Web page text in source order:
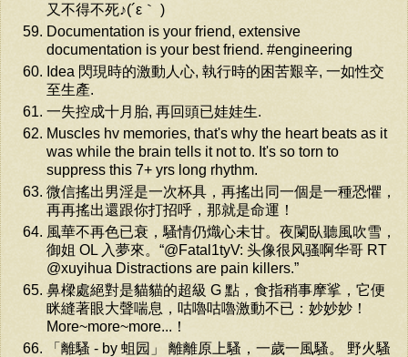
又不得不死♪(´ε｀ )
Documentation is your friend, extensive
documentation is your best friend. #engineering
Idea 閃現時的激動人心, 執行時的困苦艱辛, 一如性交
至生產.
一失控成十月胎, 再回頭已娃娃生.
Muscles hv memories, that's why the heart beats as it
was while the brain tells it not to. It's so torn to
suppress this 7+ yrs long rhythm.
微信搖出男淫是一次杯具，再搖出同一個是一種恐懼，
再再搖出還跟你打招呼，那就是命運！
風華不再色已衰，騷情仍熾心未甘。夜闌臥聽風吹雪，
御姐 OL 入夢來。“@Fatal1tyV: 头像很风骚啊华哥 RT
@xuyihua Distractions are pain killers.”
鼻樑處絕對是貓貓的超級 G 點，食指稍事摩挲，它便
眯縫著眼大聲喘息，咕嚕咕嚕激動不已：妙妙妙！
More~more~more...！
「離騷 - by 蛆园」 離離原上騷，一歲一風騷。 野火騷